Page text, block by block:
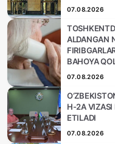
07.08.2026
ALDANGAN
BAHOYA
07.08.2026
H-2A VIZASI
ETILADI
07.08.2026